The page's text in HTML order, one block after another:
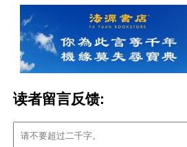
读者留言反馈: